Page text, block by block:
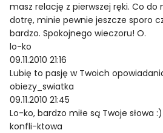
masz relację z pierwszej ręki. Co
dotrę, minie pewnie jeszcze sporo
bardzo. Spokojnego wieczoru! O.
lo-ko
09.11.2010 21:16
Lubię to pasję w Twoich
obiezy_swiatka
09.11.2010 21:45
Lo-ko, bardzo miłe są Twoje słowa
konfli-ktowa